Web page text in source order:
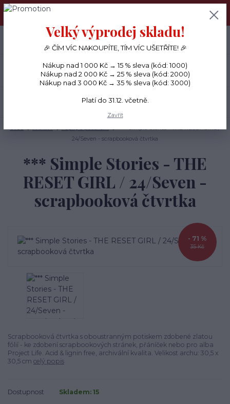
PŘÁNÍČKA a PAPÍROVÉ DÁRKY odesílám každý den, KREATIVNÍ
Menu
CZK
+420 734 380 930
(Po-Ne, 8-20 hod.)
24/Seven - scrapbooková čtvrtka
*** Simple Stories - THE
RESET GIRL / 24/Seven -
scrapbooková čtvrtka
35 Kč
- 71 %
Scrapbooková čtvrtka s oboustranným potiskem zdobené zlatou
fólií - ke zdobení scrapbookových stránek, přáníček nebo pro alba
Project Life. Acid & lignin free, archivální kvalita. Velikost archu: 30,5 x
30,5 cm celý popis
Dostupnost Skladem: 15
Velký výprodej skladu!
🎉 ČÍM VÍC NAKOUPÍTE, TÍM VÍC UŠETŘÍTE! 🎉
Nákup nad 1 000 Kč → 15 % sleva (kód: 1000)
Nákup nad 2 000 Kč → 25 % sleva (kód: 2000)
Nákup nad 3 000 Kč → 35 % sleva (kód: 3000)
Platí do 31.12. včetně.
Zavřít